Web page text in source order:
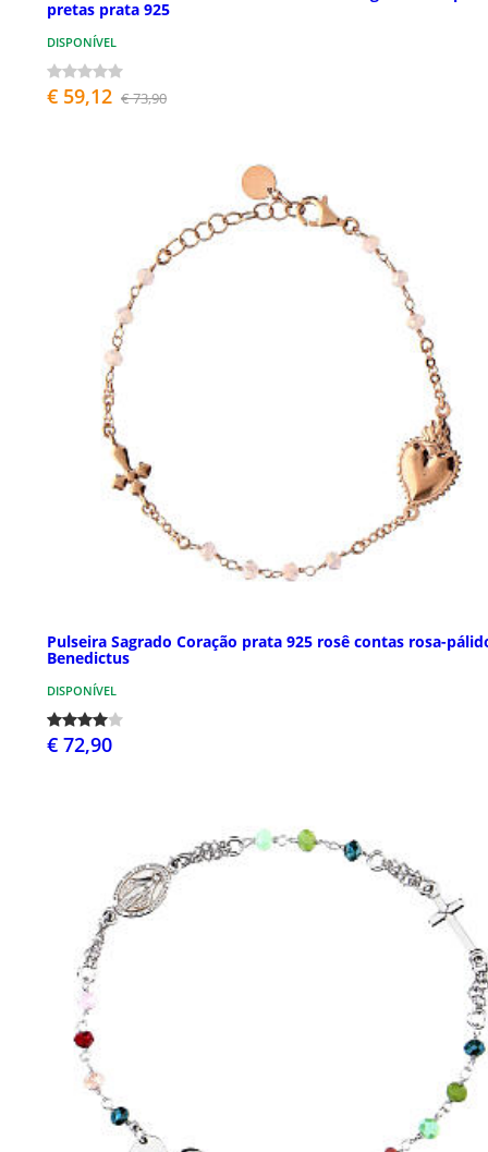
pretas prata 925
DISPONÍVEL
€ 59,12 € 73,90
Pulseira Sagrado Coração prata 925 rosê contas rosa-
Benedictus
DISPONÍVEL
€ 72,90